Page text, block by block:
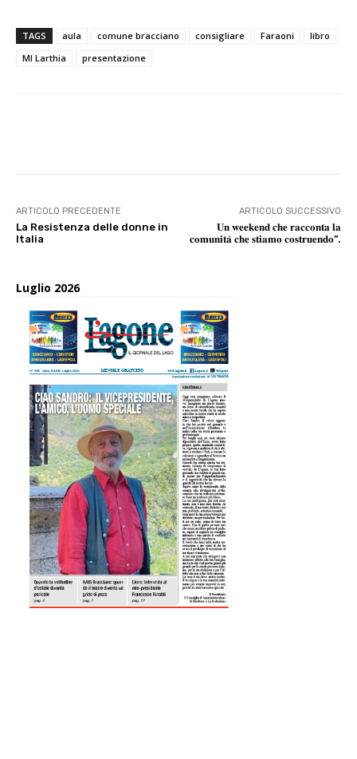
TAGS aula comune bracciano consigliare Faraoni
libro
MI Larthia
presentazione
ARTICOLO PRECEDENTE
La Resistenza delle donne in
Italia
ARTICOLO SUCCESSIVO
𝐔𝐧 𝐰𝐞𝐞𝐤𝐞𝐧𝐝 𝐜𝐡𝐞 𝐫𝐚𝐜𝐜𝐨𝐧𝐭𝐚 𝐥𝐚
𝐜𝐨𝐦𝐮𝐧𝐢𝐭𝐚̀ 𝐜𝐡𝐞 𝐬𝐭𝐢𝐚𝐦𝐨 𝐜𝐨𝐬𝐭𝐫𝐮𝐞𝐧𝐝𝐨”.
Luglio 2026